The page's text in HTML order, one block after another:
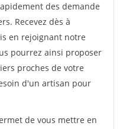
des demande
Recevez dès à
en rejoignant notre
pourrez ainsi proposer
proches de votre
d'un artisan pour
de vous mettre en